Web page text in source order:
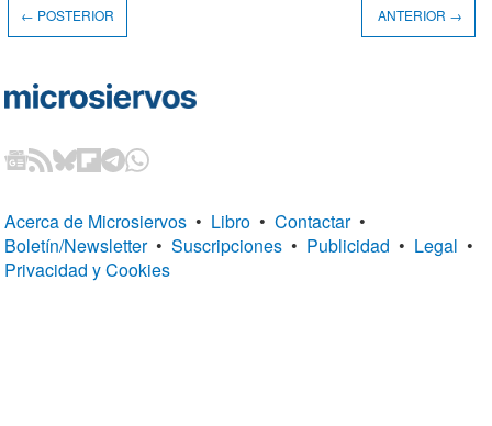
← POSTERIOR ANTERIOR →
Acerca de Microsiervos • Libro • Contactar •
Boletín/Newsletter • Suscripciones • Publicidad • Legal •
Privacidad y Cookies